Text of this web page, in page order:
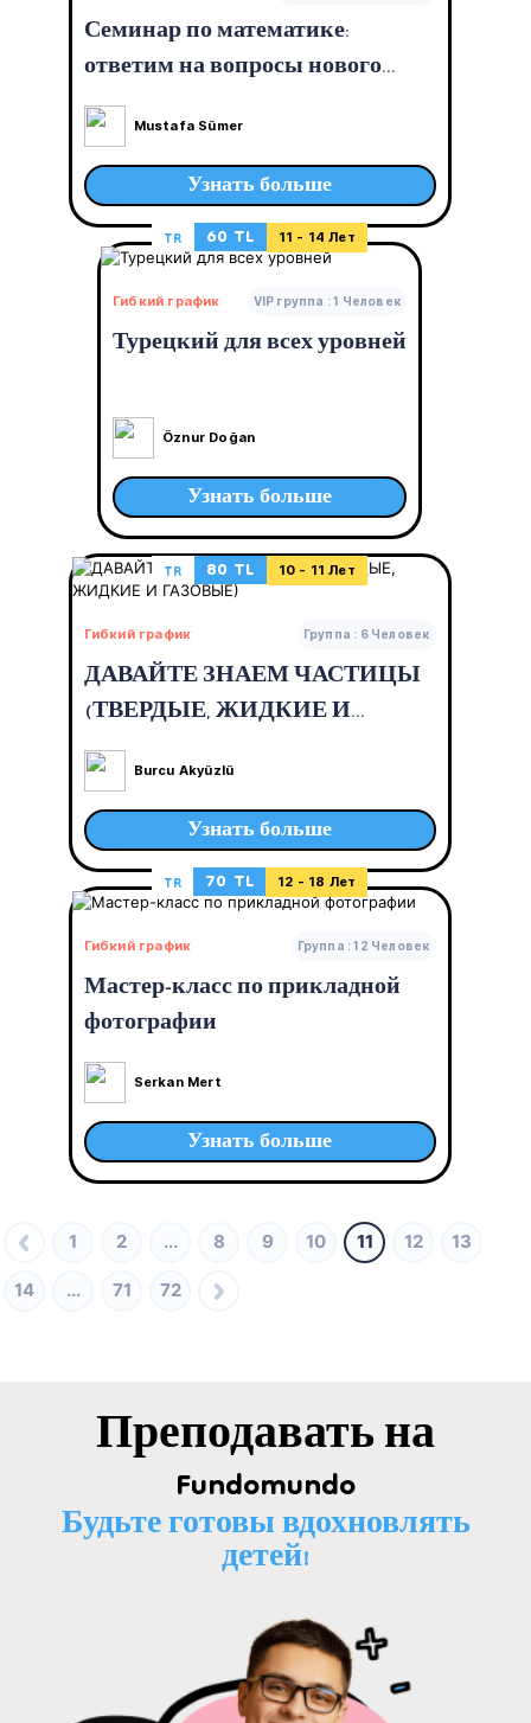
Семинар по математике:
ответим на вопросы нового
поколения!
Mustafa Sümer
Узнать больше
TR
60 TL 11 - 14 Лет
Гибкий график VIP группа : 1 Человек
Турецкий для всех уровней
Öznur Doğan
Узнать больше
TR 80 TL 10 - 11 Лет
Гибкий график Группа : 6 Человек
ДАВАЙТЕ ЗНАЕМ ЧАСТИЦЫ
(ТВЕРДЫЕ, ЖИДКИЕ И
ГАЗОВЫЕ)
Burcu Akyüzlü
Узнать больше
TR
70 TL 12 - 18 Лет
Гибкий график Группа : 12 Человек
Мастер-класс по прикладной
фотографии
Serkan Mert
Узнать больше
1 2 ... 8 9 10 11 12 13
14 ... 71 72
Преподавать на
Fundomundo
Будьте готовы вдохновлять
детей!